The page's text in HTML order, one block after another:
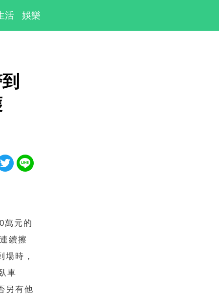
活 娛樂
萬元的
續擦
時，
車
另有他